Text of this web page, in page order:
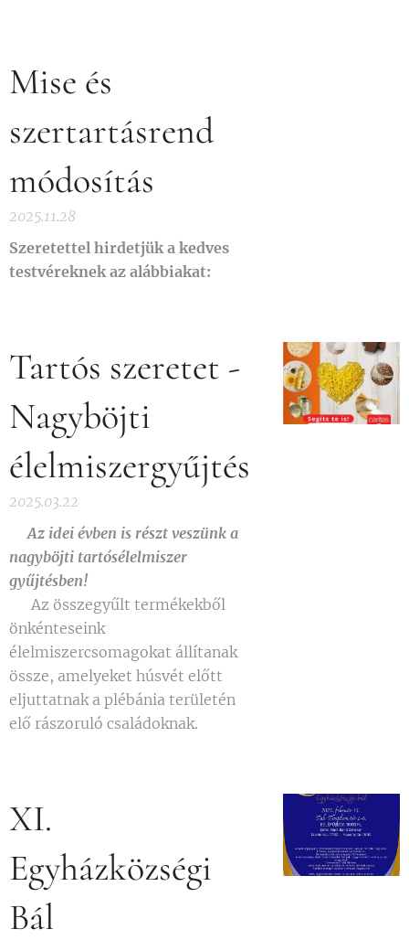
Mise és
szertartásrend
módosítás
2025.11.28
Szeretettel hirdetjük a kedves
testvéreknek az alábbiakat:
Tartós szeretet -
Nagyböjti
élelmiszergyűjtés
2025.03.22
📢Az idei évben is részt veszünk a
nagyböjti tartósélelmiszer
gyűjtésben!📢
🫶 Az összegyűlt termékekből
önkénteseink
élelmiszercsomagokat állítanak
össze, amelyeket húsvét előtt
eljuttatnak a plébánia területén
elő rászoruló családoknak. 🐣✨
XI.
Egyházközségi
Bál